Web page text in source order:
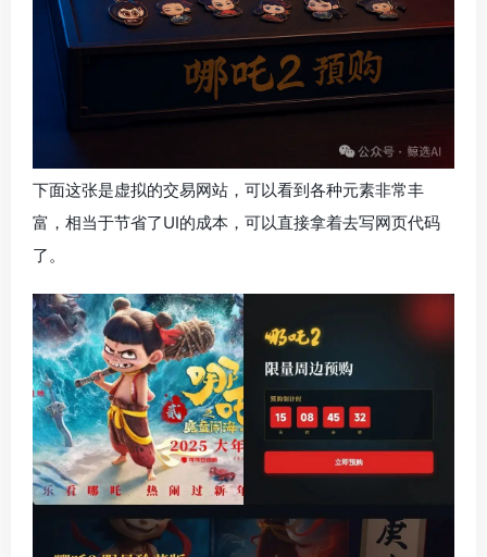
下面这张是虚拟的交易网站，可以看到各种元素非常丰
富，相当于节省了UI的成本，可以直接拿着去写网页代码
了。